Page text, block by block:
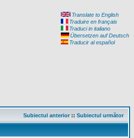
Translate to English
Traduire en français
Traduci in italiano
Übersetzen auf Deutsch
Traducir al español
Subiectul anterior:: Subiectul următor